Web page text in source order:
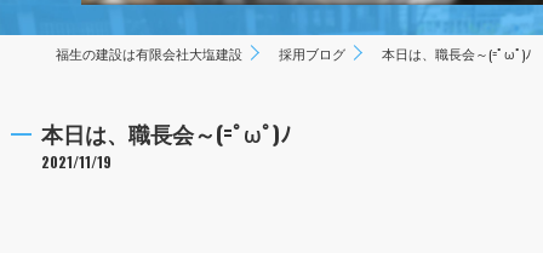
福生の建設は有限会社大塩建設 採用ブログ 本日は、職長会～(=ﾟωﾟ)ﾉ
本日は、職長会～(=ﾟωﾟ)ﾉ
2021/11/19